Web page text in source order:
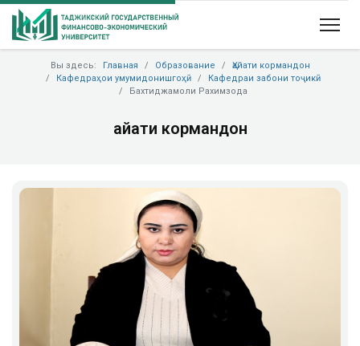
Вы здесь: Главная Образование
Ҳайати кормандон
Кафедраҳои умумидонишгоҳӣ
Кафедраи забони тоҷикӣ
Бахтиджамоли Рахимзода
Ҳайати кормандон